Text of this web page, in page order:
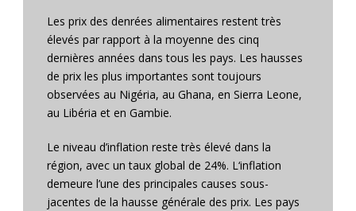
Les prix des denrées alimentaires restent très
élevés par rapport à la moyenne des cinq
dernières années dans tous les pays. Les hausses
de prix les plus importantes sont toujours
observées au Nigéria, au Ghana, en Sierra Leone,
au Libéria et en Gambie.
Le niveau d’inflation reste très élevé dans la
région, avec un taux global de 24%. L‘inflation
demeure l’une des principales causes sous-
jacentes de la hausse générale des prix. Les pays